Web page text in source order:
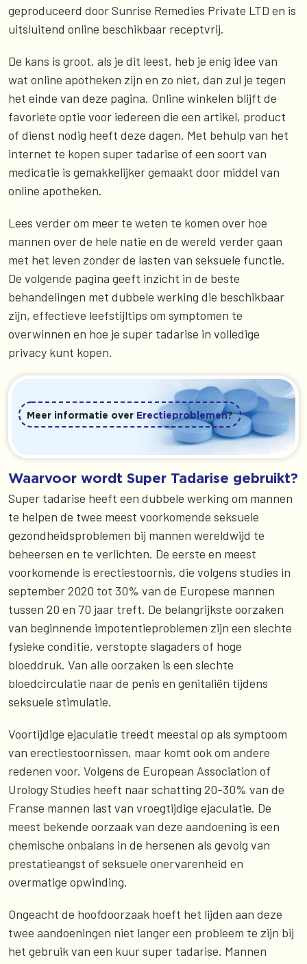
geproduceerd door Sunrise Remedies Private LTD en is
uitsluitend online beschikbaar receptvrij.
De kans is groot, als je dit leest, heb je enig idee van
wat online apotheken zijn en zo niet, dan zul je tegen
het einde van deze pagina. Online winkelen blijft de
favoriete optie voor iedereen die een artikel, product
of dienst nodig heeft deze dagen. Met behulp van het
internet te kopen super tadarise of een soort van
medicatie is gemakkelijker gemaakt door middel van
online apotheken.
Lees verder om meer te weten te komen over hoe
mannen over de hele natie en de wereld verder gaan
met het leven zonder de lasten van seksuele functie.
De volgende pagina geeft inzicht in de beste
behandelingen met dubbele werking die beschikbaar
zijn, effectieve leefstijltips om symptomen te
overwinnen en hoe je super tadarise in volledige
privacy kunt kopen.
Meer informatie over Erectieproblemen?
Waarvoor wordt Super Tadarise gebruikt?
Super tadarise heeft een dubbele werking om mannen
te helpen de twee meest voorkomende seksuele
gezondheidsproblemen bij mannen wereldwijd te
beheersen en te verlichten. De eerste en meest
voorkomende is erectiestoornis, die volgens studies in
september 2020 tot 30% van de Europese mannen
tussen 20 en 70 jaar treft. De belangrijkste oorzaken
van beginnende impotentieproblemen zijn een slechte
fysieke conditie, verstopte slagaders of hoge
bloeddruk. Van alle oorzaken is een slechte
bloedcirculatie naar de penis en genitaliën tijdens
seksuele stimulatie.
Voortijdige ejaculatie treedt meestal op als symptoom
van erectiestoornissen, maar komt ook om andere
redenen voor. Volgens de European Association of
Urology Studies heeft naar schatting 20-30% van de
Franse mannen last van vroegtijdige ejaculatie. De
meest bekende oorzaak van deze aandoening is een
chemische onbalans in de hersenen als gevolg van
prestatieangst of seksuele onervarenheid en
overmatige opwinding.
Ongeacht de hoofdoorzaak hoeft het lijden aan deze
twee aandoeningen niet langer een probleem te zijn bij
het gebruik van een kuur super tadarise. Mannen